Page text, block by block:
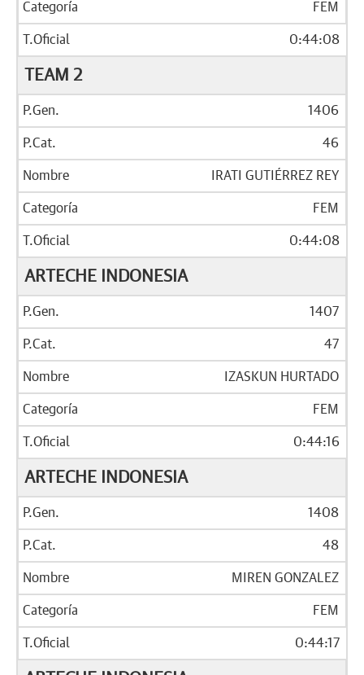
FEM
0:44:08
TEAM 2
1406
46
IRATI GUTIÉRREZ REY
FEM
0:44:08
ARTECHE INDONESIA
1407
47
IZASKUN HURTADO
FEM
0:44:16
ARTECHE INDONESIA
1408
48
MIREN GONZALEZ
FEM
0:44:17